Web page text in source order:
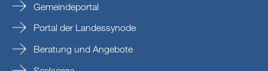
Gemeindeportal
Portal der Landessynode
Beratung und Angebote